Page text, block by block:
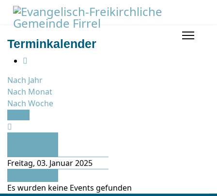
Terminkalender
Nach Jahr
Nach Monat
Nach Woche
Freitag, 03. Januar 2025
Es wurden keine Events gefunden